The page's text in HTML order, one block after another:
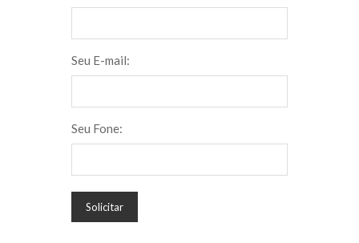
Seu E-mail:
Seu Fone:
Solicitar